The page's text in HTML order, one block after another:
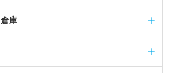
庫